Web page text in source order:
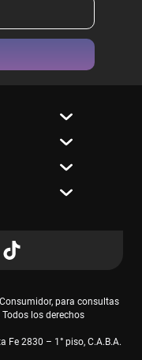
para consultas
los derechos
Fe 2830 – 1° piso, C.A.B.A.